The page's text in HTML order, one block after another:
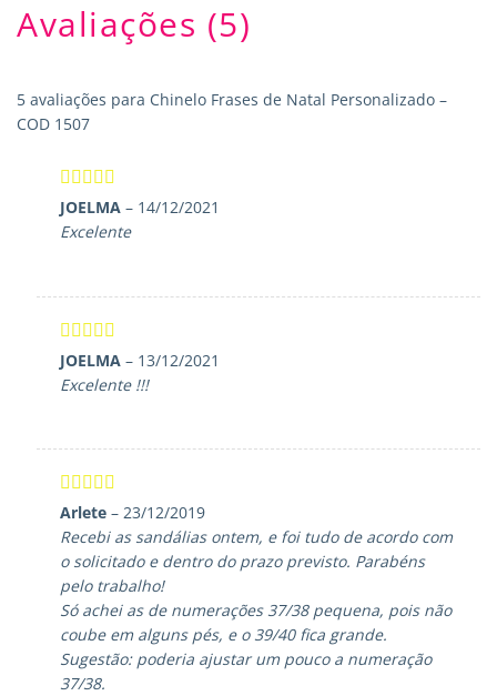
Avaliações (5)
5 avaliações para Chinelo Frases de Natal Personalizado –
COD 1507
Avaliação
5
de 5
JOELMA– 14/12/2021
Excelente
Avaliação
5
de 5
JOELMA– 13/12/2021
Excelente !!!
Avaliação5
Arlete– 23/12/2019
Recebi as sandálias ontem, e foi tudo de acordo com
o solicitado e dentro do prazo previsto. Parabéns
pelo trabalho!
Só achei as de numerações 37/38 pequena, pois não
coube em alguns pés, e o 39/40 fica grande.
Sugestão: poderia ajustar um pouco a numeração
37/38.